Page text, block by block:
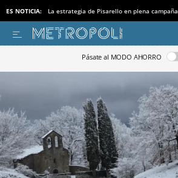
ES NOTICIA: La estrategia de Pisarello en plena campaña
Pásate al MODO AHORRO